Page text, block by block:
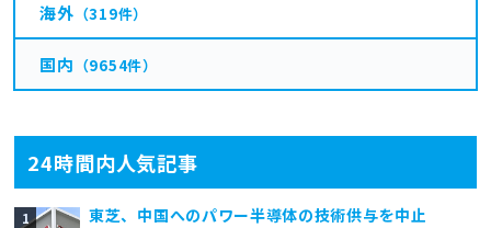
24時間内人気記事
東芝、中国へのパワー半導体の技術供与を中止
海外 （319件）
国内 （9654件）